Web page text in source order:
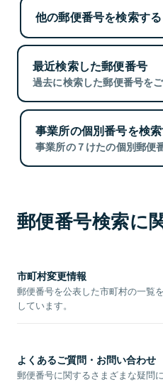
他の郵便番号を検索する
最近検索した郵便番号
過去に検索した郵便番号を
事業所の個別番号を検
事業所の７けたの個別郵便
郵便番号検索に
市町村変更情報
郵便番号を公表した市町村の一覧
しています。
よくあるご質問・お問い合わせ
郵便番号に関するさまざまな疑問